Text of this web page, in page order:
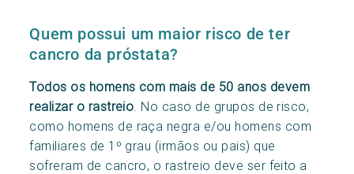
Quem possui um maior risco de ter
cancro da próstata?
Todos os homens com mais de 50 anos devem
realizar o rastreio . No caso de grupos de risco,
como homens de raça negra e/ou homens com
familiares de 1º grau (irmãos ou pais) que
sofreram de cancro, o rastreio deve ser feito a